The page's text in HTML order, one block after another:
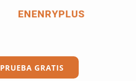
ENENRYPLUS
PRUEBA GRATIS